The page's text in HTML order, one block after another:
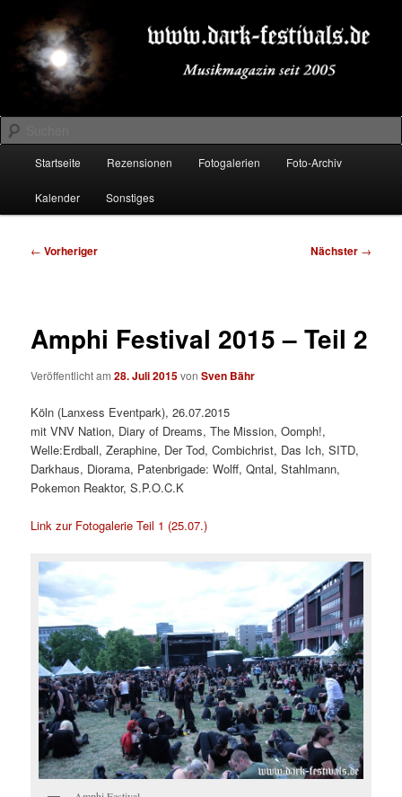
primären
Inhalt
springenDARK-FESTIVALS.DE
Suchen
Startseite Rezensionen Fotogalerien Foto-Archiv
Kalender Sonstiges
Beitragsnavigation
← Vorheriger Nächster →
Amphi Festival 2015 – Teil 2
Veröffentlicht am28. Juli 2015vonSven Bähr
Köln (Lanxess Eventpark), 26.07.2015
mit VNV Nation, Diary of Dreams, The Mission, Oomph!,
Welle:Erdball, Zeraphine, Der Tod, Combichrist, Das Ich, SITD,
Darkhaus, Diorama, Patenbrigade: Wolff, Qntal, Stahlmann,
Pokemon Reaktor, S.P.O.C.K
Link zur Fotogalerie Teil 1 (25.07.)